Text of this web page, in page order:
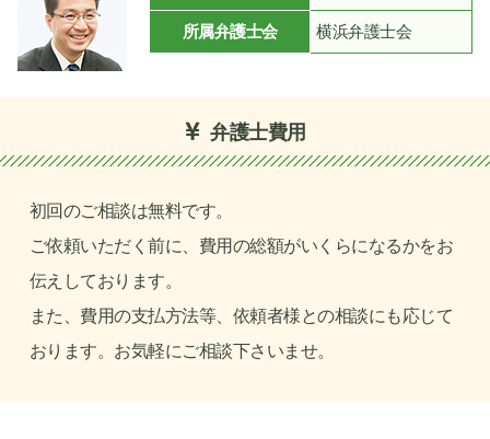
所属弁護士会 横浜弁護士会
弁護士費用
初回のご相談は無料です。
ご依頼いただく前に、費用の総額がいくらになるかをお
伝えしております。
また、費用の支払方法等、依頼者様との相談にも応じて
おります。お気軽にご相談下さいませ。